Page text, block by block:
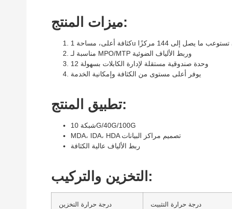
ميزات المنتج:
يوفر أعلى مستوى من الكثافة وإمكانية الخدمة
تطبيق المنتج:
شبكة 10G/40G/100G
MDA، IDA، HDA تصميم مراكز البيانات
ربط الألياف عالية الكثافة
التخزين والتركيب:
درجة حرارة التخزين درجة حرارة التثبيت